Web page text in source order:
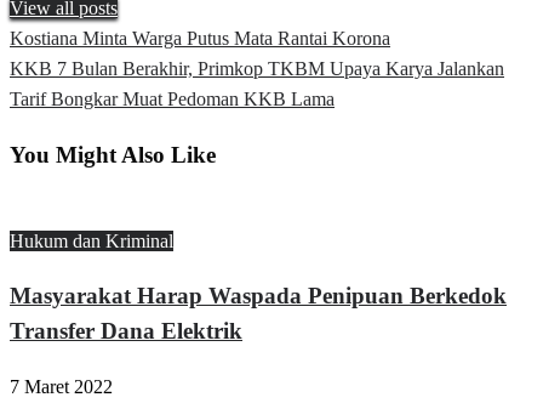
View all posts
Navigasi
pos
Previous
Post
Kostiana Minta Warga Putus Mata Rantai Korona
Next
Post
KKB 7 Bulan Berakhir, Primkop TKBM Upaya Karya Jalankan
Tarif Bongkar Muat Pedoman KKB Lama
You Might Also Like
Hukum dan Kriminal
Masyarakat Harap Waspada Penipuan Berkedok
Transfer Dana Elektrik
7 Maret 2022